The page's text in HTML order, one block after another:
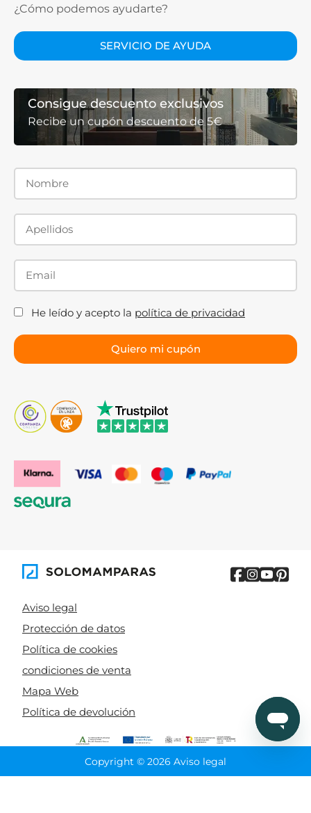
¿Cómo podemos ayudarte?
SERVICIO DE AYUDA
Consigue descuento exclusivos
Recibe un cupón descuento de 5€
He leído y acepto la política de privacidad
Aviso legal
Protección de datos
Política de cookies
condiciones de venta
Mapa Web
Política de devolución
Copyright © 2026 Aviso legal